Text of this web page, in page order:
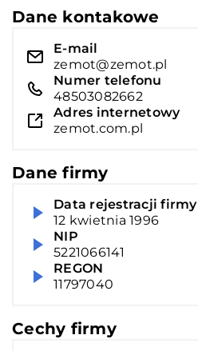
Dane kontakowe
E-mail
zemot@zemot.pl
Numer telefonu
48503082662
Adres internetowy
zemot.com.pl
Dane firmy
Data rejestracji firmy
12 kwietnia 1996
NIP
5221066141
REGON
11797040
Cechy firmy